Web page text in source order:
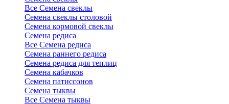
Все Семена свеклы
Семена свеклы столовой
Семена кормовой свеклы
Семена редиса
Все Семена редиса
Семена раннего редиса
Семена редиса для теплиц
Семена кабачков
Семена патиссонов
Семена тыквы
Все Семена тыквы